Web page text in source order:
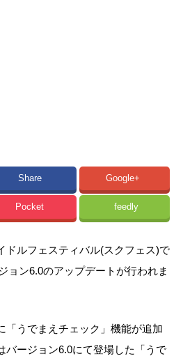
Share Google+
Pocket feedly
ドルフェスティバル(スクフェス)で
ョン6.0のアップデートが行われま
「うでまえチェック」機能が追加
バージョン6.0にて登場した「うで